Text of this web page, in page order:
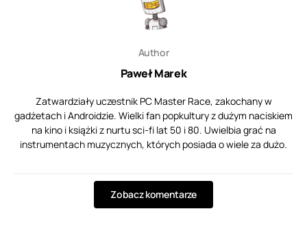
Author
Paweł Marek
Zatwardziały uczestnik PC Master Race, zakochany w
gadżetach i Androidzie. Wielki fan popkultury z dużym naciskiem
na kino i książki z nurtu sci-fi lat 50 i 80. Uwielbia grać na
instrumentach muzycznych, których posiada o wiele za dużo.
Zobacz komentarze